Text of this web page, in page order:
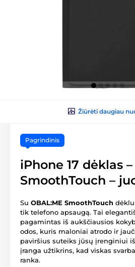
Žiūrėti daugiau
Pagrindinis
iPhone 17 dėklas
SmoothTouch –
Su OBAL:ME SmoothTouch
tik telefono apsaugą. Tai
pagamintas iš aukščiausios
odos, kuris maloniai atrodo ir
paviršius suteiks jūsų įrenginiui
įranga užtikrins, kad viskas
ranka.